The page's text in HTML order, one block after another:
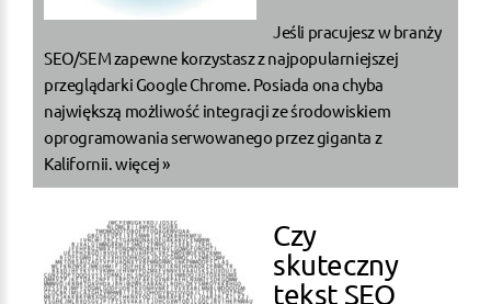
Jeśli pracujesz w branży
SEO/SEM zapewne korzystasz z najpopularniejszej
przeglądarki Google Chrome. Posiada ona chyba
największą możliwość integracji ze środowiskiem
oprogramowania serwowanego przez giganta z
Kalifornii.więcej »
Czy
skuteczny
tekst SEO